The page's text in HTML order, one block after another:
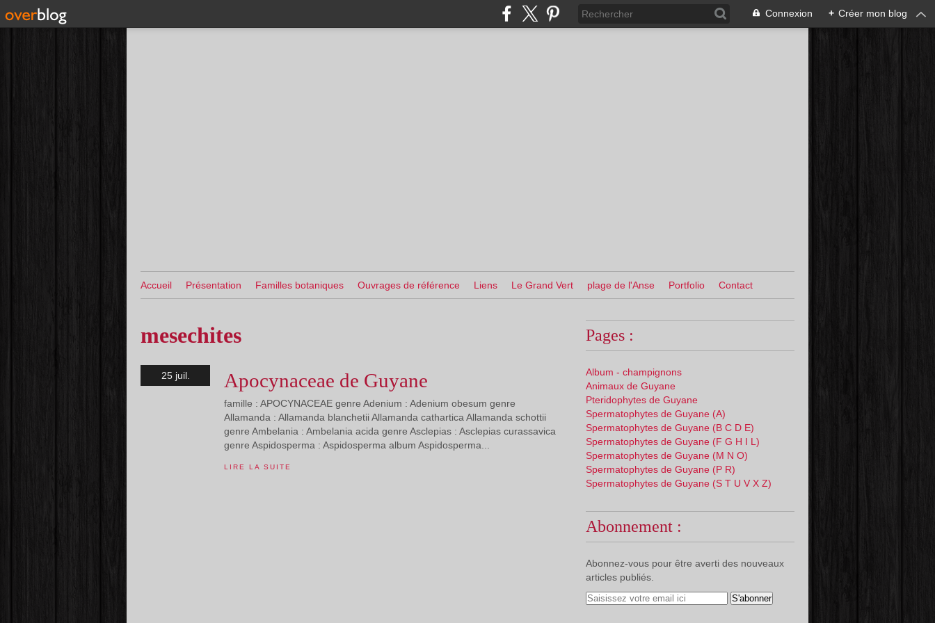
Connexion + Créer mon blog
Accueil Présentation Familles botaniques Ouvrages de référence Liens Le Grand Vert plage de l'Anse Portfolio Contact
mesechites
25 juil. Apocynaceae de Guyane
famille : APOCYNACEAE genre Adenium : Adenium obesum genre
Allamanda : Allamanda blanchetii Allamanda cathartica Allamanda schottii
genre Ambelania : Ambelania acida genre Asclepias : Asclepias curassavica
genre Aspidosperma : Aspidosperma album Aspidosperma...
LIRE LA SUITE
Pages :
Album - champignons
Animaux de Guyane
Pteridophytes de Guyane
Spermatophytes de Guyane (A)
Spermatophytes de Guyane (B C D E)
Spermatophytes de Guyane (F G H I L)
Spermatophytes de Guyane (M N O)
Spermatophytes de Guyane (P R)
Spermatophytes de Guyane (S T U V X Z)
Abonnement :
Abonnez-vous pour être averti des nouveaux
articles publiés.